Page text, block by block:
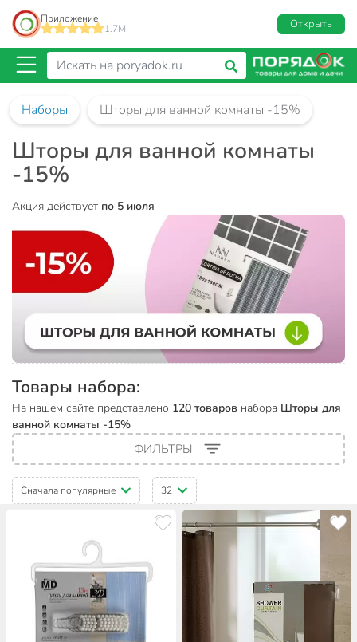
Приложение
1.7M
Открыть
Наборы Шторы для ванной комнаты -15%
Шторы для ванной комнаты
-15%
Акция действует по 5 июля
Товары набора:
На нашем сайте представлено 120 товаров набора Шторы для
ванной комнаты -15%
ФИЛЬТРЫ
Сначала популярные 32